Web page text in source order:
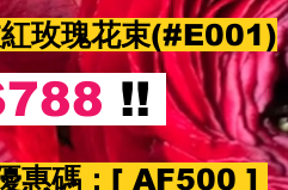
玫瑰花束(#E001)
!!
惠碼： [ AF500 ]